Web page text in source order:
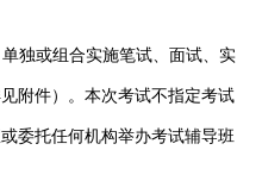
独或组合实施笔试、面试、实
附件）。本次考试不指定考试
委托任何机构举办考试辅导班